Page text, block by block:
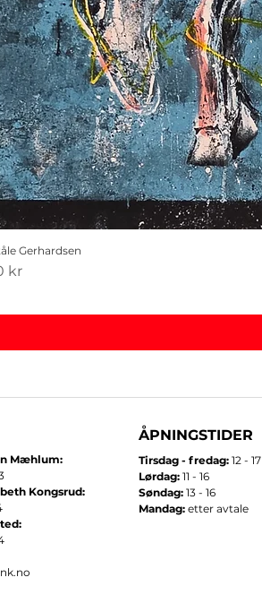
Gerhardsen
kr
Mæhlum:
Kongsrud:
ÅPNINGSTIDER
Tirsdag - fredag: 12 - 17
Lørdag: 11 - 16
Søndag: 13 - 16
​Mandag: etter avtale